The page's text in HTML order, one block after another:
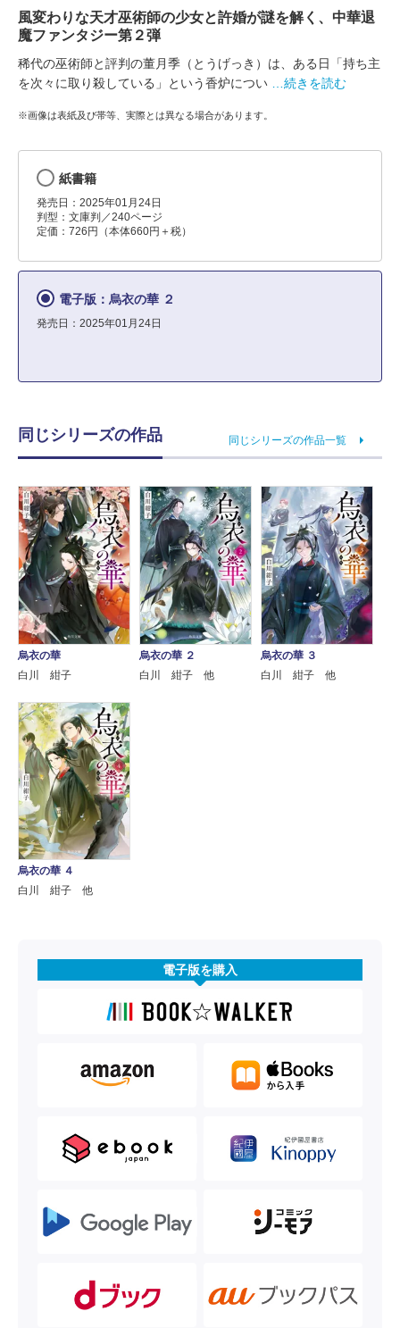
風変わりな天才巫術師の少女と許婚が謎を解く、中華退
魔ファンタジー第２弾
稀代の巫術師と評判の董月季（とうげっき）は、ある日「持ち主
を次々に取り殺している」という香炉につい
…続きを読む
※画像は表紙及び帯等、実際とは異なる場合があります。
紙書籍
発売日：2025年01月24日
判型：文庫判／240ページ
定価：726円（本体660円＋税）
電子版：烏衣の華 ２
発売日：2025年01月24日
同じシリーズの作品 同じシリーズの作品一覧
烏衣の華
白川 紺子
烏衣の華 ２
白川 紺子 他
烏衣の華 ３
白川 紺子 他
烏衣の華 ４
白川 紺子 他
電子版を購入